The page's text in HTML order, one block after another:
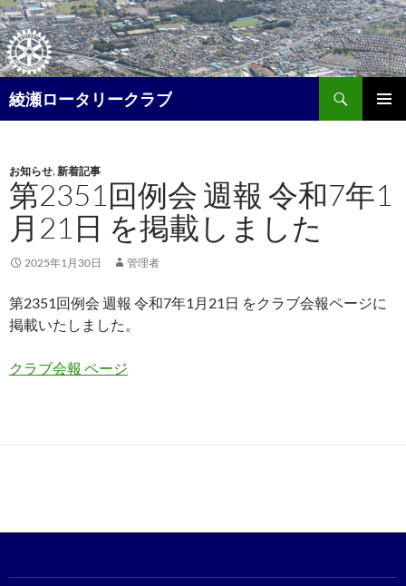
コ
ン
テ
ン
ツ
へ
ッ
プ
綾瀬ロータリークラブ
索
お知らせ,新着記事
第2351回例会 週報 令和7年1
月21日 を掲載しました
2025年1月30日 管理者
第2351回例会 週報 令和7年1月21日 をクラブ会報ページに
掲載いたしました。
クラブ会報 ページ